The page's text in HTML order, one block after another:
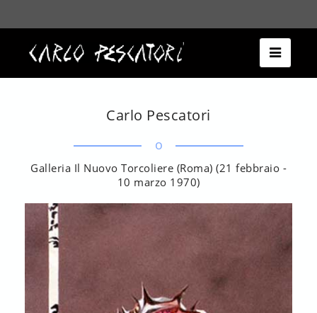
Espandi
la
barra
Carlo Pescatori
o
Galleria Il Nuovo Torcoliere (Roma) (21 febbraio -
10 marzo 1970)